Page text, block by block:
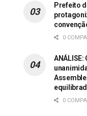
Prefeito
0
0